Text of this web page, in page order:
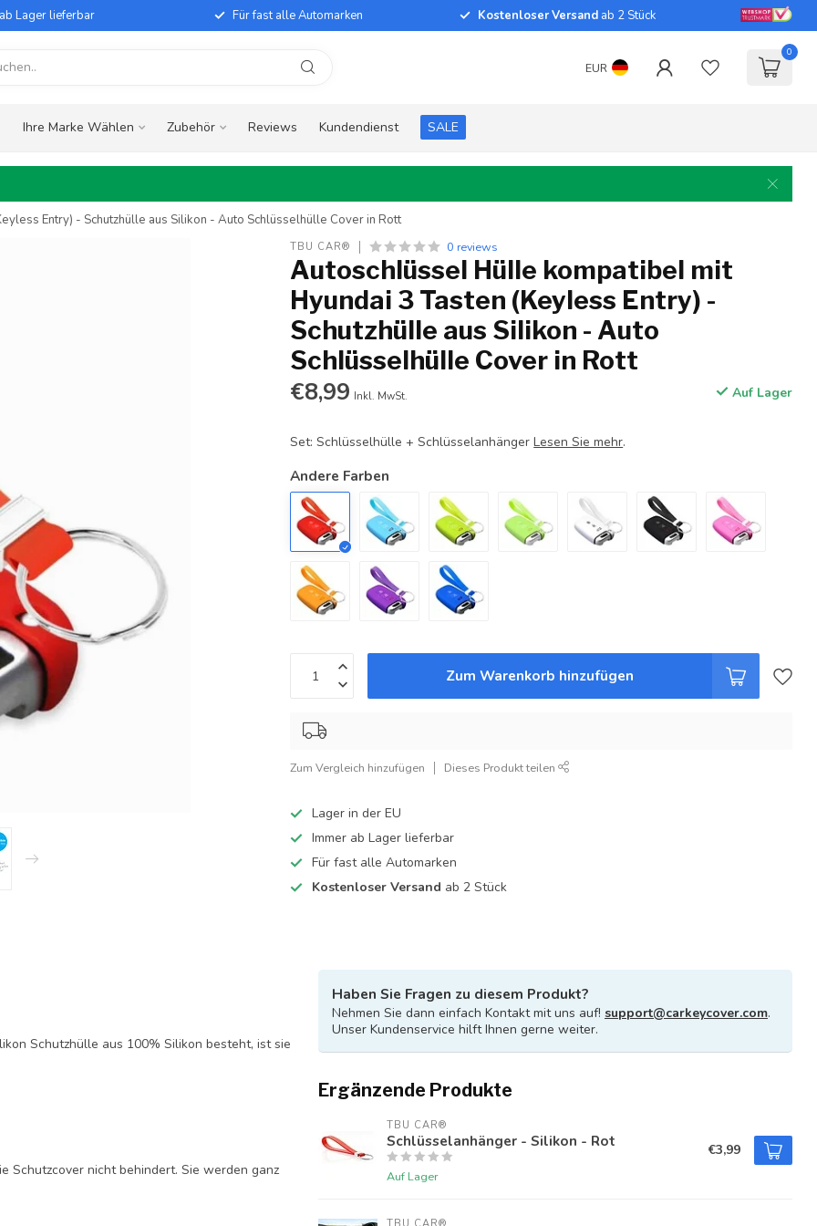
Lager lieferbar Für fast alle Automarken Kostenloser Versand ab 2 Stück
EUR
0
Ihre Marke Wählen Zubehör Reviews Kundendienst SALE
Entry) - Schutzhülle aus Silikon - Auto Schlüsselhülle Cover in Rott
TBU CAR® 0 reviews
Autoschlüssel Hülle kompatibel mit
Hyundai 3 Tasten (Keyless Entry) -
Schutzhülle aus Silikon - Auto
Schlüsselhülle Cover in Rott
€8,99 Inkl. MwSt. Auf Lager
Set: Schlüsselhülle + SchlüsselanhängerLesen Sie mehr.
Andere Farben
Zum Warenkorb hinzufügen
Zum Vergleich hinzufügen Dieses Produkt teilen
Lager in der EU
Immer ab Lager lieferbar
Für fast alle Automarken
Kostenloser Versand ab 2 Stück
Schutzhülle aus 100% Silikon besteht, ist sie
Schutzcover nicht behindert. Sie werden ganz
Haben Sie Fragen zu diesem Produkt?
Nehmen Sie dann einfach Kontakt mit uns auf! support@carkeycover.com.
Unser Kundenservice hilft Ihnen gerne weiter.
Ergänzende Produkte
TBU CAR®
Schlüsselanhänger - Silikon - Rot
Auf Lager
€3,99